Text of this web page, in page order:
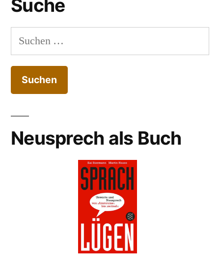
Suche
Suchen
nach:
Neusprech als Buch